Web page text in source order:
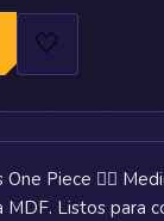
🤍
Piece 🏴‍☠️
Listos para